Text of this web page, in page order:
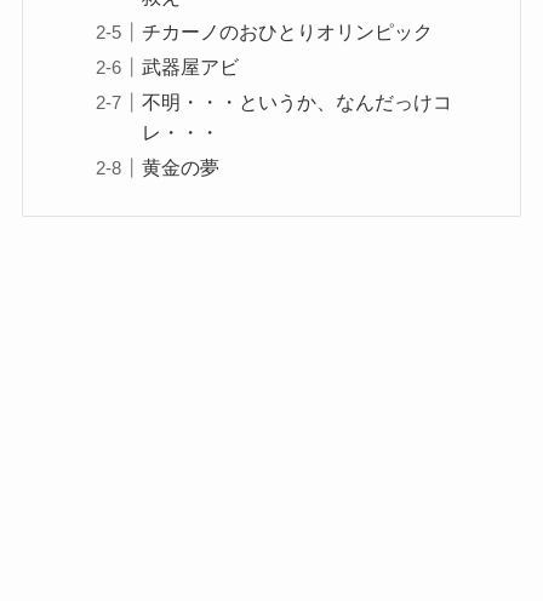
チカーノのおひとりオリンピック
武器屋アビ
不明・・・というか、なんだっけコ
レ・・・
黄金の夢